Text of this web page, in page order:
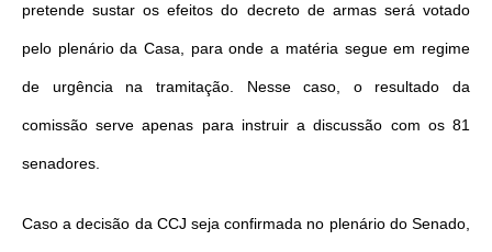
pretende sustar os efeitos do decreto de armas será votado
pelo plenário da Casa, para onde a matéria segue em regime
de urgência na tramitação. Nesse caso, o resultado da
comissão serve apenas para instruir a discussão com os 81
senadores.
Caso a decisão da CCJ seja confirmada no plenário do Senado,